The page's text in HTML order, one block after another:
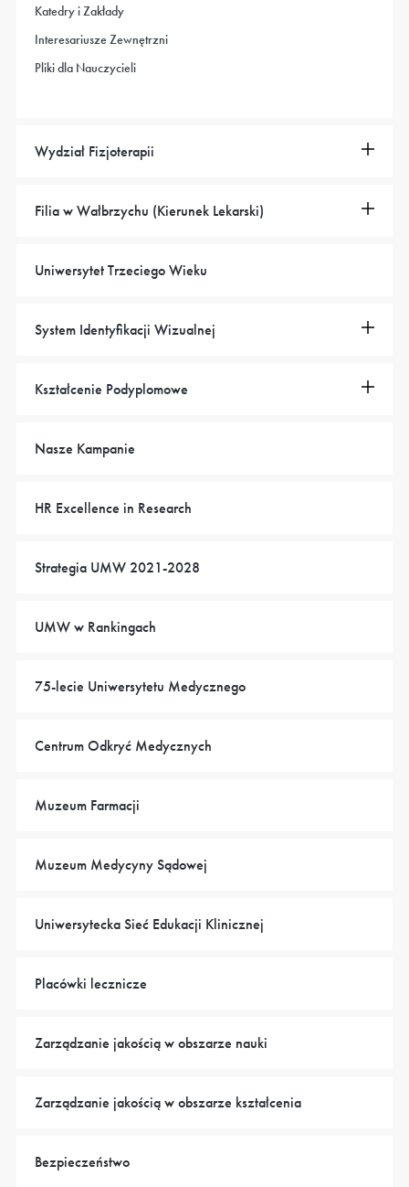
Katedry i Zakłady
Interesariusze Zewnętrzni
Pliki dla Nauczycieli
Wydział Fizjoterapii
Filia w Wałbrzychu (Kierunek Lekarski)
Uniwersytet Trzeciego Wieku
System Identyfikacji Wizualnej
Kształcenie Podyplomowe
Nasze Kampanie
HR Excellence in Research
Strategia UMW 2021-2028
UMW w Rankingach
75-lecie Uniwersytetu Medycznego
Centrum Odkryć Medycznych
Muzeum Farmacji
Muzeum Medycyny Sądowej
Uniwersytecka Sieć Edukacji Klinicznej
Placówki lecznicze
Zarządzanie jakością w obszarze nauki
Zarządzanie jakością w obszarze kształcenia
Bezpieczeństwo